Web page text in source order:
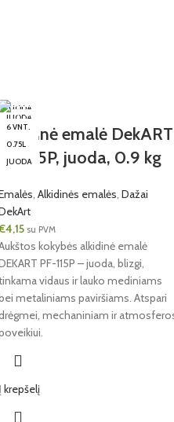
JUODA
0.9 KG
Alkidinė emalė DekART
PF-115P, juoda, 0.9 kg
, Alkidinės emalės, Dažai
4,15 su PVM
kokybės alkidinė emalė
PF-115P – juoda, blizgi,
vidaus ir lauko mediniams
metaliniams paviršiams. Atspari
mechaniniam ir
Į krepšelį
JUODA
JUODA
0.9 KG
JUODA
6 VNT.
0.5L
JUODA
6 VNT.
2.5L
JUODA
6 VNT.
0.75L
JUODA